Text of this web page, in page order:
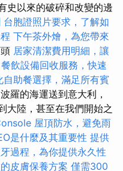
史以來的破碎和改變的邊
台胞證照片要求，了解如
下午茶外燴，為您帶來
居家清潔費用明細，讓
餐飲設備回收服務，快速
自助餐選擇，滿足所有賓
羅的海運送到意大利，
大陸，甚至在我們開始之
屋頂防水，避免雨
是什麼及其重要性 提供
過程，為你提供永久性
皮膚保養方案 僅需300